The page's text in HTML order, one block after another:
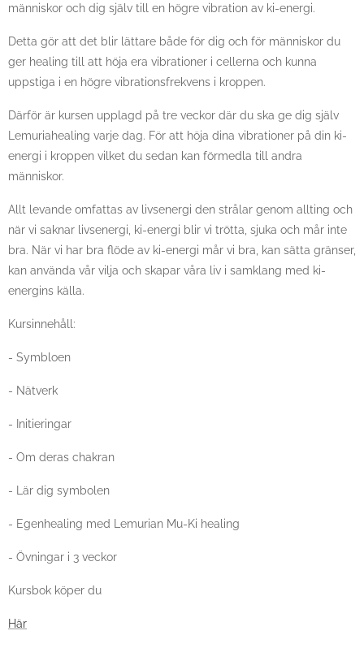
människor och dig själv till en högre vibration av ki-energi.
Detta gör att det blir lättare både för dig och för människor du
ger healing till att höja era vibrationer i cellerna och kunna
uppstiga i en högre vibrationsfrekvens i kroppen.
Därför är kursen upplagd på tre veckor där du ska ge dig själv
Lemuriahealing varje dag. För att höja dina vibrationer på din ki-
energi i kroppen vilket du sedan kan förmedla till andra
människor.
Allt levande omfattas av livsenergi den strålar genom allting och
när vi saknar livsenergi, ki-energi blir vi trötta, sjuka och mår inte
bra. När vi har bra flöde av ki-energi mår vi bra, kan sätta gränser,
kan använda vår vilja och skapar våra liv i samklang med ki-
energins källa.
Kursinnehåll:
- Symbloen
- Nätverk
- Initieringar
- Om deras chakran
- Lär dig symbolen
- Egenhealing med Lemurian Mu-Ki healing
- Övningar i 3 veckor
Kursbok köper du
Här